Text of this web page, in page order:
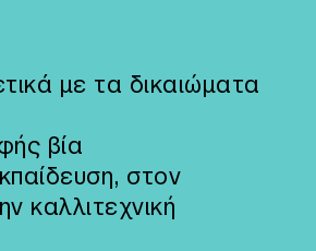
με τα δικαιώματα
βία
στον
καλλιτεχνική